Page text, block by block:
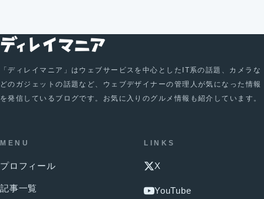
「ディレイマニア」はウェブサービスを中心としたIT系の話題、カメラな
どのガジェットの話題など、ウェブデザイナーの管理人が気になった情報
を発信しているブログです。お気に入りのグルメ情報も紹介しています。
MENU
プロフィール
記事一覧
LINKS
X
YouTube